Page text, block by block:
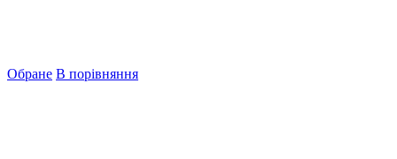
Обране В порівняння